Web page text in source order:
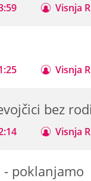
Visnja
Visnja
bez
Visnja
- poklanjamo